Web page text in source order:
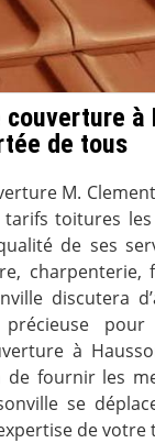
couverture à
de tous
M.
toitures
de ses
charpenterie,
discutera
pour
à
fournir les
se
de votre